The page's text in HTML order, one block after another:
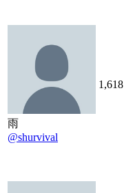
雨
@shurvival
1,618